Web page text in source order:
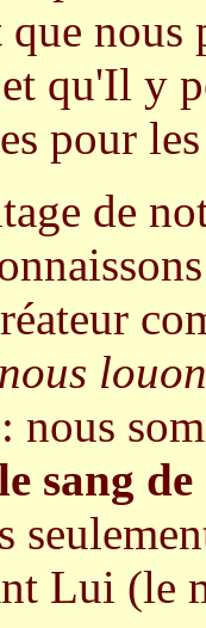
qu'Il y
pour
de
nous
nous
sang
Lui (le